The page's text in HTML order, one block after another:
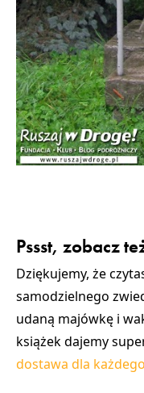
Pssst, zobacz
Dziękujemy, że
samodzielnego
udaną majówkę i
książek dajemy
dostawa dla